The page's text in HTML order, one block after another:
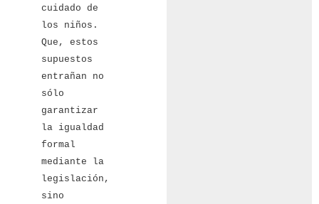
cuidado de
los niños.
Que, estos
supuestos
entrañan no
sólo
garantizar
la igualdad
formal
mediante la
legislación,
sino